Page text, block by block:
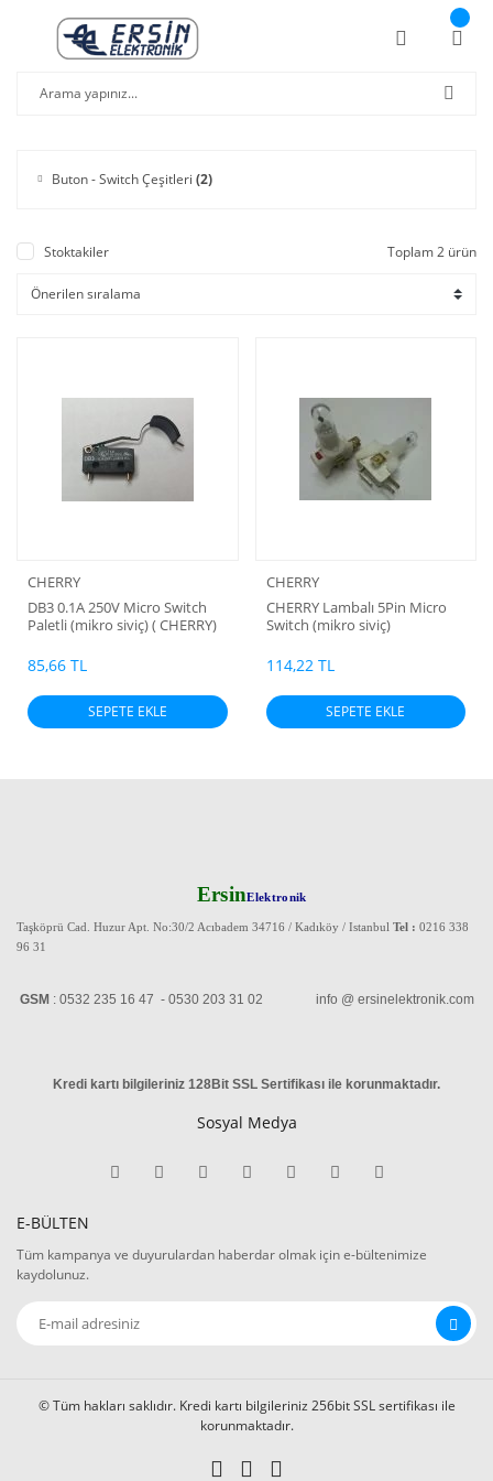
Buton - Switch Çeşitleri (2)
Stoktakiler Toplam 2 ürün
CHERRY
DB3 0.1A 250V Micro Switch
Paletli (mikro siviç) ( CHERRY)
85,66 TL
SEPETE EKLE
CHERRY
CHERRY Lambalı 5Pin Micro
Switch (mikro siviç)
114,22 TL
SEPETE EKLE
ErsinElektronik
Taşköprü Cad. Huzur Apt. No:30/2 Acıbadem 34716 / Kadıköy / Istanbul Tel : 0216 338
96 31
GSM : 0532 235 16 47 - 0530 203 31 02 info @ ersinelektronik.com
Kredi kartı bilgileriniz 128Bit SSL Sertifikası ile korunmaktadır.
Sosyal Medya
E-BÜLTEN
Tüm kampanya ve duyurulardan haberdar olmak için e-bültenimize
kaydolunuz.
© Tüm hakları saklıdır. Kredi kartı bilgileriniz 256bit SSL sertifikası ile
korunmaktadır.